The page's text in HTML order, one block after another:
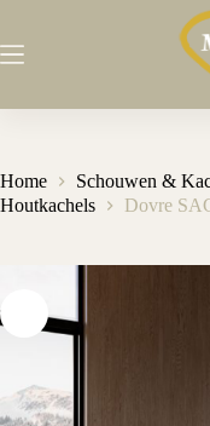
de
Home Schouwen &
Houtkachels
Dovre